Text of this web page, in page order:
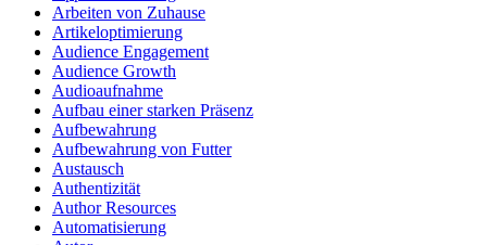
Arbeiten von Zuhause
Artikeloptimierung
Audience Engagement
Audience Growth
Audioaufnahme
Aufbau einer starken Präsenz
Aufbewahrung
Aufbewahrung von Futter
Austausch
Authentizität
Author Resources
Automatisierung